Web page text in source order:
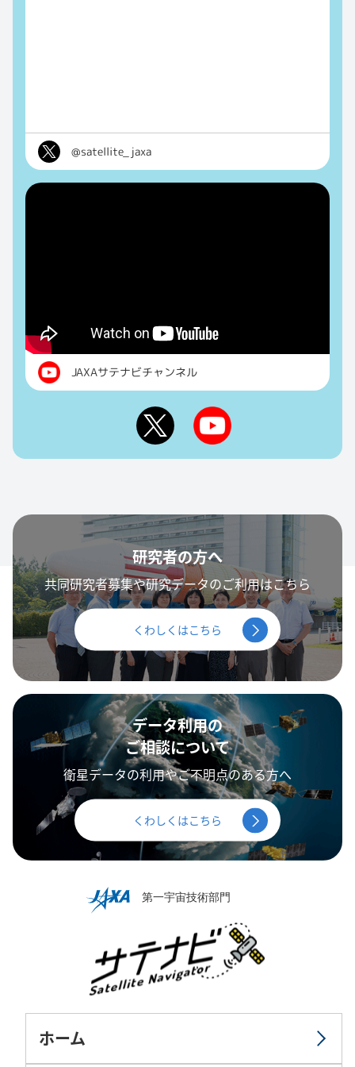
@satellite_jaxa
JAXAサテナビチャンネル
研究者の方へ
共同研究者募集や研究データのご利用はこちら
くわしくはこちら
データ利用の
ご相談について
衛星データの利用やご不明点のある方へ
くわしくはこちら
ホーム